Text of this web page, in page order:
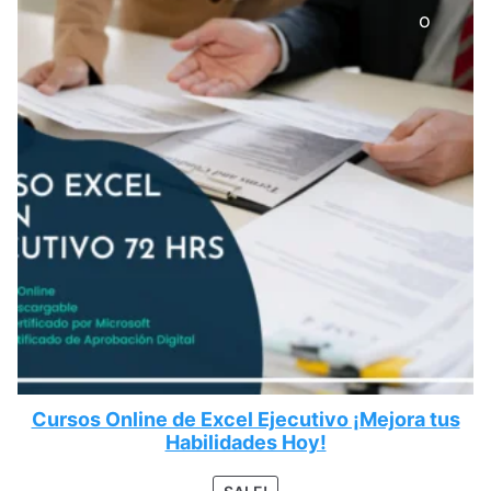
o
Cursos Online de Excel Ejecutivo ¡Mejora tus
Habilidades Hoy!